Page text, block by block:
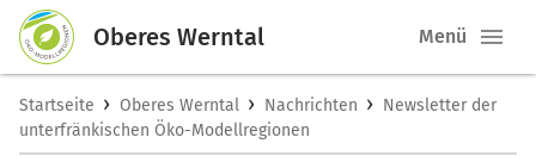
Oberes Werntal Menü
Startseite › Oberes Werntal › Nachrichten › Newsletter der
unterfränkischen Öko-Modellregionen